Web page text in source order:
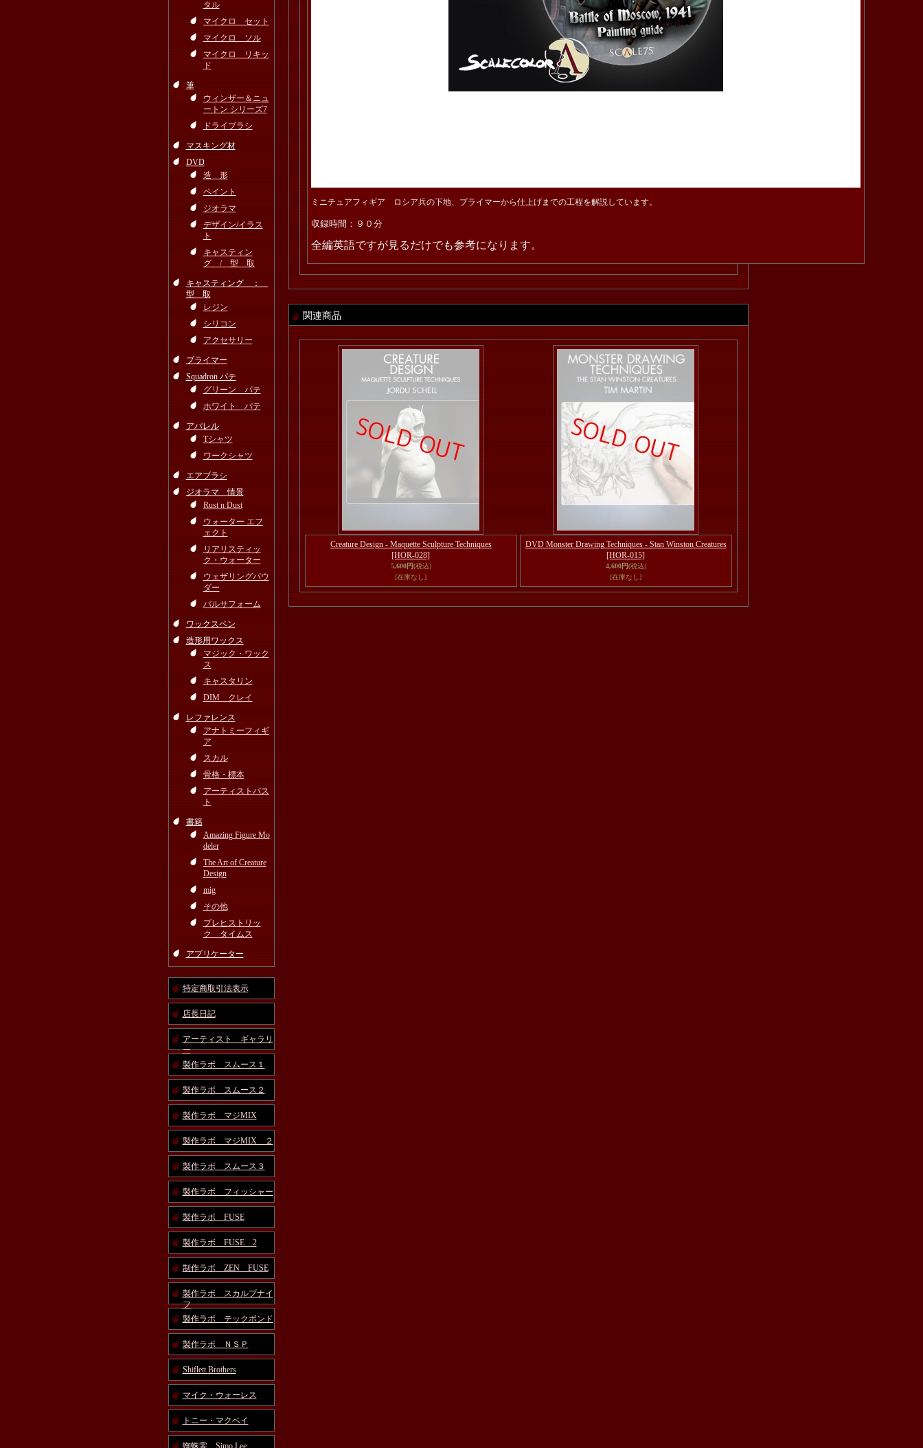
タル
マイクロ セット
マイクロ ソル
マイクロ リキッ
ド
筆
ウィンザー＆ニュ
ートン シリーズ7
ドライブラシ
マスキング材
DVD
造 形
ペイント
ジオラマ
デザイン/イラス
ト
キャスティン
グ / 型 取
キャスティング ：
型 取
レジン
シリコン
アクセサリー
プライマー
Squadron パテ
グリーン パテ
ホワイト パテ
アパレル
Tシャツ
ワークシャツ
エアブラシ
ジオラマ 情景
Rust n Dust
ウォーター エフ
ェクト
リアリスティッ
ク・ウォーター
ウェザリングパウ
ダー
バルサフォーム
ワックスペン
造形用ワックス
マジック・ワック
ス
キャスタリン
DIM クレイ
レファレンス
アナトミーフィギ
ア
スカル
骨格・標本
アーティストバス
ト
書籍
Amazing Figure Mo
deler
The Art of Creature
Design
mig
その他
プレヒストリッ
ク タイムス
アプリケーター
特定商取引法表示
店長日記
アーティスト ギャラリ
ー
製作ラボ スムース１
製作ラボ スムース２
製作ラボ マジMIX
製作ラボ マジMIX ２
製作ラボ スムース３
製作ラボ フィッシャー
製作ラボ FUSE
製作ラボ FUSE 2
制作ラボ ZEN FUSE
製作ラボ スカルプナイ
フ
製作ラボ テックボンド
製作ラボ ＮＳＰ
Shiflett Brothers
マイク・ウォーレス
トニー・マクベイ
蜘蛛零 Simo Lee
ミニチュアフィギア ロシア兵の下地、プライマーから仕上げまでの工程を解説しています。
収録時間：９０分
全編英語ですが見るだけでも参考になります。
関連商品
Creature Design - Maquette Sculpture Techniques
[HOR-028]
5,600円(税込)
[在庫なし]
DVD Monster Drawing Techniques - Stan Winston Creatures
[HOR-015]
4,600円(税込)
[在庫なし]